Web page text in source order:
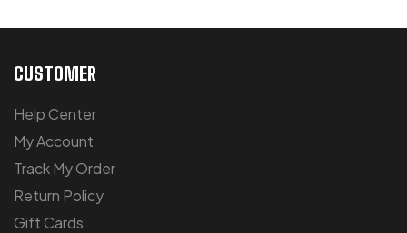
CUSTOMER
Help Center
My Account
Track My Order
Return Policy
Gift Cards